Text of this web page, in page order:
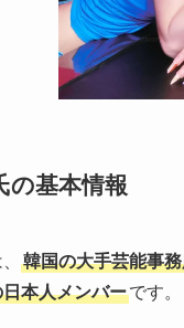
の基本情報
韓国の大手芸能事
本人メンバーです。